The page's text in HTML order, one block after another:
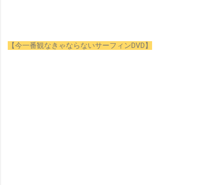
【今一番観なきゃならないサーフィンDVD】